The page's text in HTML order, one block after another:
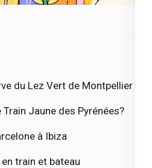
du Lez Vert de Montpellier
Jaune des Pyrénées?
à Ibiza
train et bateau